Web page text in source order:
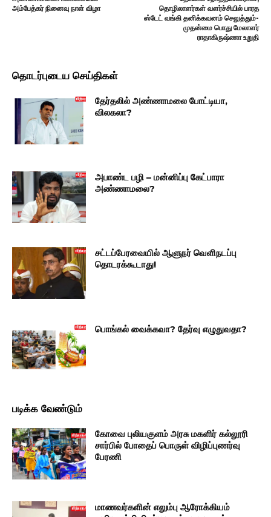
அம்பேத்கர் நினைவு நாள் விழா
தொழிலாளர்கள் வளர்ச்சியில் பாரத
ஸ்டேட் வங்கி தனிக்கவனம் செலுத்தும்-
முதன்மை பொது மேலாளர்
ராதாகிருஷ்ணா உறுதி
தொடர்புடைய செய்திகள்
தேர்தலில் அண்ணாமலை போட்டியா,
விலகலா?
அபாண்ட பழி – மன்னிப்பு கேட்பாரா
அண்ணாமலை?
சட்டப்பேரவையில் ஆளுநர் வெளிநடப்பு
தொடரக்கூடாது!
பொங்கல் வைக்கவா? தேர்வு எழுதுவதா?
படிக்க வேண்டும்
கோவை புலியகுளம் அரசு மகளிர் கல்லூரி
சார்பில் போதைப் பொருள் விழிப்புணர்வு
பேரணி
மாணவர்களின் எலும்பு ஆரோக்கியம்